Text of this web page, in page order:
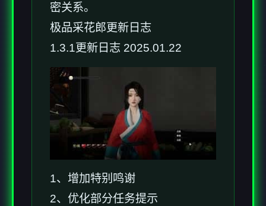
密关系。
极品采花郎更新日志
1.3.1更新日志 2025.01.22
1、增加特别鸣谢
2、优化部分任务提示